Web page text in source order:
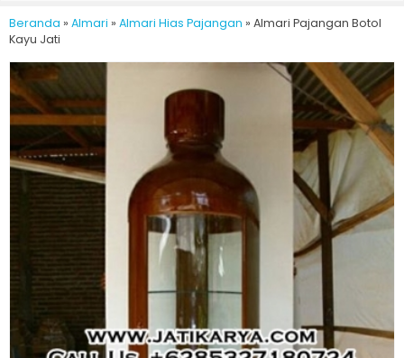
Beranda » Almari » Almari Hias Pajangan » Almari Pajangan Botol
Kayu Jati